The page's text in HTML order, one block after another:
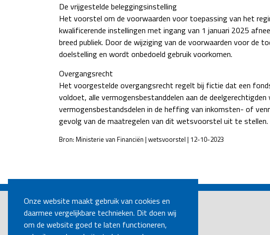
Onze website maakt gebruik van cookies en
daarmee vergelijkbare technieken. Dit doen wij
om de website goed te laten functioneren,
De vrijgestelde beleggingsinstelling
Het voorstel om de voorwaarden voor toepassing van het
kwalificerende instellingen met ingang van 1 januari 2025
breed publiek. Door de wijziging van de voorwaarden voor de
doelstelling en wordt onbedoeld gebruik voorkomen.
Overgangsrecht
Het voorgestelde overgangsrecht regelt bij fictie dat een
voldoet, alle vermogensbestanddelen aan de
vermogensbestandsdelen in de heffing van inkomsten- of
gevolg van de maatregelen van dit wetsvoorstel uit te stellen.
Bron: Ministerie van Financiën | wetsvoorstel | 12-10-2023
NAVIGATION